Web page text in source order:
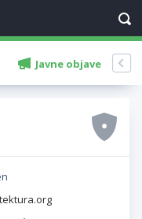
Javne objave